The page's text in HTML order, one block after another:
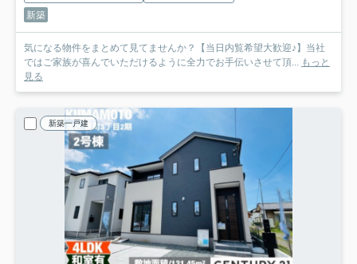
新築
気になる物件をまとめて見てませんか？【当日内覧希望大歓迎♪】当社
ではご家族が喜んでいただけるように全力でお手伝いさせて頂... もっと
見る
新築一戸建